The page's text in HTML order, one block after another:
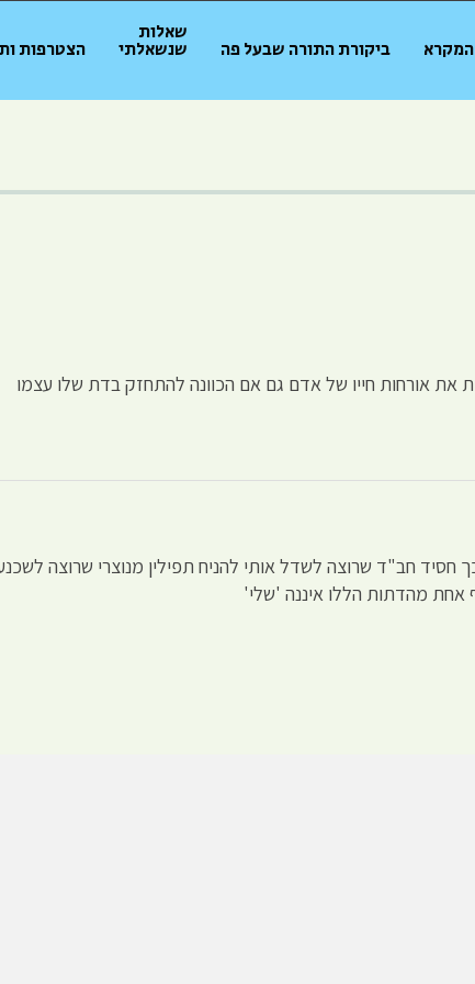
ביקורת התורה שבעל פה
שאלות
שנשאלתי הצטרפות
את אורחות חייו של אדם גם אם הכוונה להתחזק בדת שלו עצמו
חסיד חב"ד שרוצה לשדל אותי להניח תפילין מנוצרי שרוצה
אחת מהדתות הללו איננה 'שלי'